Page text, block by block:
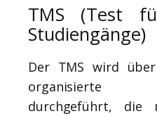
TMS (Test
Studiengänge)
Der TMS wird
organisierte
durchgeführt, die